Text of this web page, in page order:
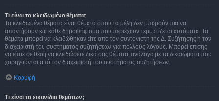
Τι είναι τα κλειδωμένα θέματα;
Τα κλειδωμένα θέματα είναι θέματα όπου τα μέλη δεν μπορούν πια να
απαντήσουν και κάθε δημοψήφισμα που περιέχουν τερματίζεται αυτόματα. Τα
θέματα μπορεί να κλειδώθηκαν είτε από τον συντονιστή της Δ. Συζήτησης ή τον
διαχειριστή του συστήματος συζητήσεων για πολλούς λόγους. Μπορεί επίσης
να είστε σε θέση να κλειδώσετε δικά σας θέματα, ανάλογα με τα δικαιώματα που
χορηγούνται από τον διαχειριστή του συστήματος συζητήσεων.
Κορυφή
Τι είναι τα εικονίδια θεμάτων;